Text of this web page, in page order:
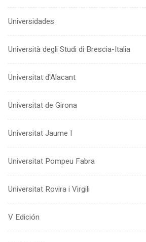
Universidades
Università degli Studi di Brescia-Italia
Universitat d'Alacant
Universitat de Girona
Universitat Jaume I
Universitat Pompeu Fabra
Universitat Rovira i Virgili
V Edición